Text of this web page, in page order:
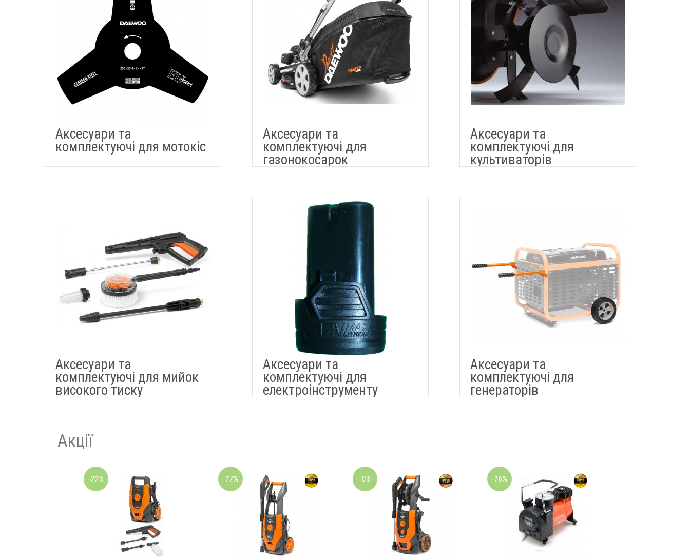
Аксесуари та
комплектуючі для мотокіс
Аксесуари та
комплектуючі для
газонокосарок
Аксесуари та
комплектуючі для
культиваторів
Аксесуари та
комплектуючі для мийок
високого тиску
Аксесуари та
комплектуючі для
електроінструменту
Аксесуари та
комплектуючі для
генераторів
Акції
-22% -17% -0% -16%